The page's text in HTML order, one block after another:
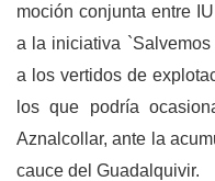
moción conjunta entre
a la iniciativa
a los vertidos de
los que podría
Aznalcollar, ante la
cauce del Guadalquivir.